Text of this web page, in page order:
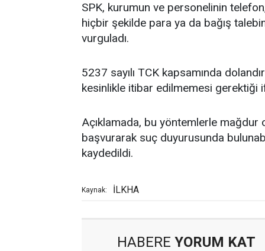
SPK, kurumun ve personelinin
hiçbir şekilde para ya da bağış
vurguladı.
5237 sayılı TCK kapsamında
kesinlikle itibar edilmemesi gerektiği
Açıklamada, bu yöntemlerle mağdur
başvurarak suç duyurusunda
kaydedildi.
Kaynak: İLKHA
HABERE YORUM KAT